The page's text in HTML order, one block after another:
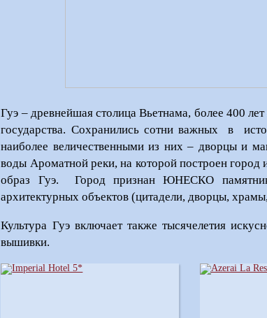
Гуэ – древнейшая столица Вьетнама, более 400
государства. Сохранились сотни важных
в
наиболее величественными из них – дворцы и
воды Ароматной реки, на которой построен
образ Гуэ.
Город признан ЮНЕСКО
архитектурных объектов (цитадели, дворцы,
Культура Гуэ включает также тысячелетия
вышивки.